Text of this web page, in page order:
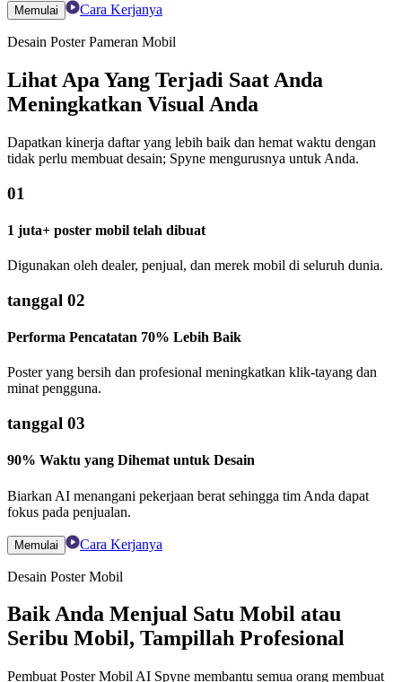
Memulai Cara Kerjanya
Desain Poster Pameran Mobil
Lihat Apa Yang Terjadi Saat Anda
Meningkatkan Visual Anda
Dapatkan kinerja daftar yang lebih baik dan hemat waktu dengan
tidak perlu membuat desain; Spyne mengurusnya untuk Anda.
01
1 juta+ poster mobil telah dibuat
Digunakan oleh dealer, penjual, dan merek mobil di seluruh dunia.
tanggal 02
Performa Pencatatan 70% Lebih Baik
Poster yang bersih dan profesional meningkatkan klik-tayang dan
minat pengguna.
tanggal 03
90% Waktu yang Dihemat untuk Desain
Biarkan AI menangani pekerjaan berat sehingga tim Anda dapat
fokus pada penjualan.
Memulai Cara Kerjanya
Desain Poster Mobil
Baik Anda Menjual Satu Mobil atau
Seribu Mobil, Tampillah Profesional
Pembuat Poster Mobil AI Spyne membantu semua orang membuat